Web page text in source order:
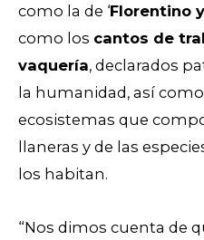
como la de ‘Florentino
como los cantos de
vaquería, declarados
la humanidad, así
ecosistemas que
llaneras y de las
los habitan.
“Nos dimos cuenta de